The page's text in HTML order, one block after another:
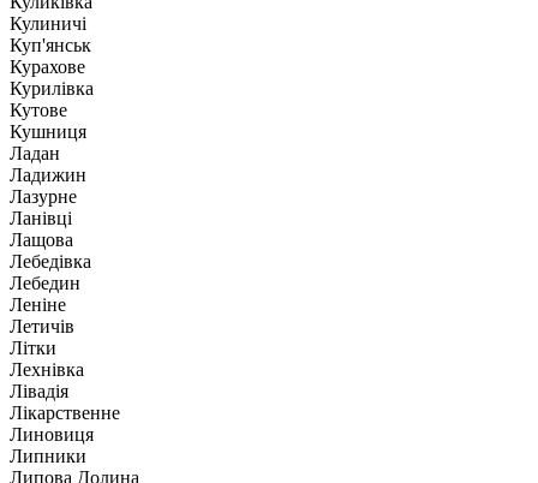
Кулиничі
Куп'янськ
Курахове
Курилівка
Кутове
Кушниця
Ладан
Ладижин
Лазурне
Ланівці
Лащова
Лебедівка
Лебедин
Леніне
Летичів
Літки
Лехнівка
Лівадія
Лікарственне
Линовиця
Липники
Липова Долина